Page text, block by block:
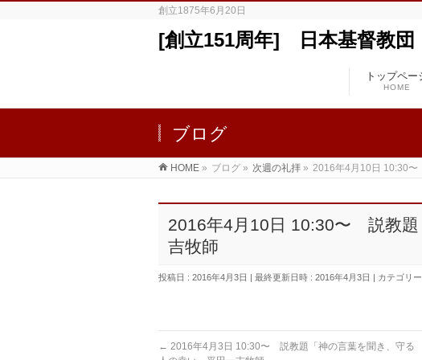
創立1875年6月20日
[創立151周年] 日本基督教
トップペー
HOME
ブログ
HOME » ブログ » 次週の礼拝 » 2016年4月10日 10:30
2016年4月10日 10:30〜 説教
吉牧師
投稿日 : 2016年4月3日 最終更新日時 : 2016年4月3日 カテゴリ
← 2016年4月3日 10:30〜 説教題「神の言葉を聞き、守る